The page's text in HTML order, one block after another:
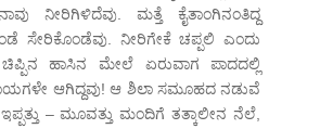
ನೀರಿಗಿಳಿದೆವು. ಮತ್ತೆ ಕೈತಾಂಗಿನಂತಿದ್ದ
ಬಂಡೆ ಸೇರಿಕೊಂಡೆವು. ನೀರಿಗೇಕೆ ಚಪ್ಪಲಿ ಎಂದು
ಹಾಸಿನ ಮೇಲೆ ಏರುವಾಗ ಪಾದದಲ್ಲಿ
ಆಗಿದ್ದವು! ಆ ಶಿಲಾ ಸಮೂಹದ ನಡುವೆ
– ಮೂವತ್ತು ಮಂದಿಗೆ ತತ್ಕಾಲೀನ ನೆಲೆ,